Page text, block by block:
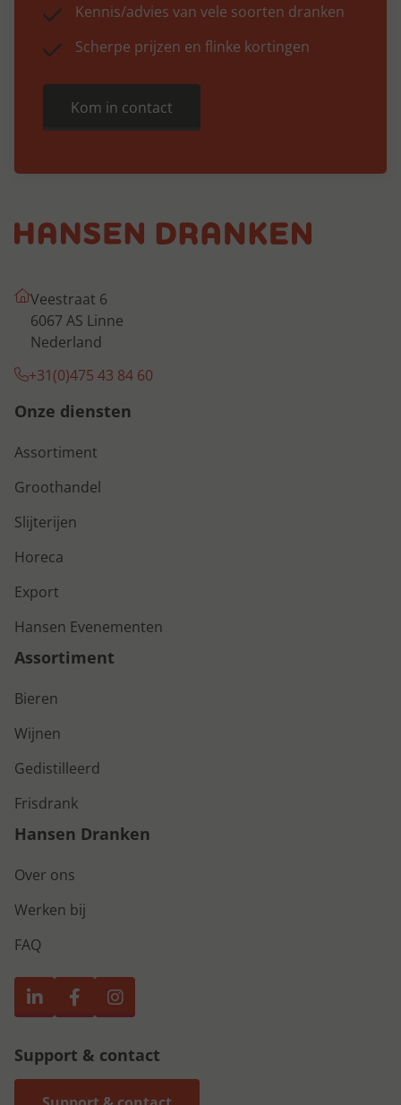
Kennis/advies van vele soorten dranken
Scherpe prijzen en flinke kortingen
Kom in contact
Veestraat 6
6067 AS Linne
Nederland
+31(0)475 43 84 60
Onze diensten
Assortiment
Groothandel
Slijterijen
Horeca
Export
Hansen Evenementen
Assortiment
Bieren
Wijnen
Gedistilleerd
Frisdrank
Hansen Dranken
Over ons
Werken bij
FAQ
Support & contact